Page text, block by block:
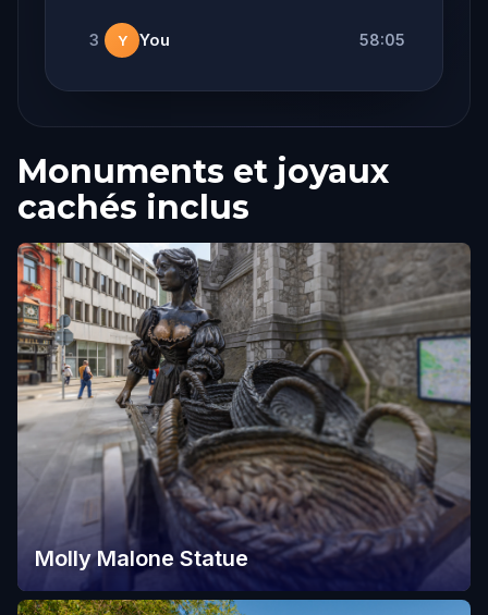
3 Y You 58:05
Monuments et joyaux
cachés inclus
Molly Malone Statue